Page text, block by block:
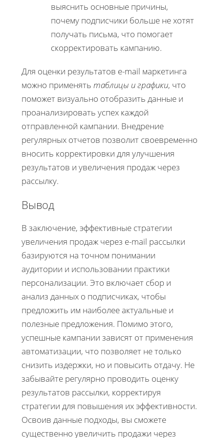
выяснить основные причины,
почему подписчики больше не хотят
получать письма, что помогает
скорректировать кампанию.
Для оценки результатов e-mail маркетинга
можно применять таблицы и графики, что
поможет визуально отобразить данные и
проанализировать успех каждой
отправленной кампании. Внедрение
регулярных отчетов позволит своевременно
вносить корректировки для улучшения
результатов и увеличения продаж через
рассылку.
Вывод
В заключение, эффективные стратегии
увеличения продаж через e-mail рассылки
базируются на точном понимании
аудитории и использовании практики
персонализации. Это включает сбор и
анализ данных о подписчиках, чтобы
предложить им наиболее актуальные и
полезные предложения. Помимо этого,
успешные кампании зависят от применения
автоматизации, что позволяет не только
снизить издержки, но и повысить отдачу. Не
забывайте регулярно проводить оценку
результатов рассылки, корректируя
стратегии для повышения их эффективности.
Освоив данные подходы, вы сможете
существенно увеличить продажи через